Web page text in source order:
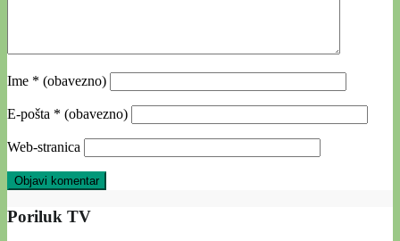
Ime * (obavezno)
E-pošta * (obavezno)
Web-stranica
Poriluk TV